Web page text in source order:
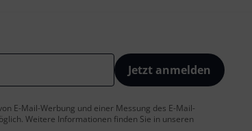
Jetzt anmelden
E-Mail-Werbung und einer Messung des E-Mail-
Weitere Informationen finden Sie in unseren